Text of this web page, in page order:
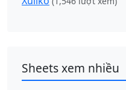
Sheets xem nhiều